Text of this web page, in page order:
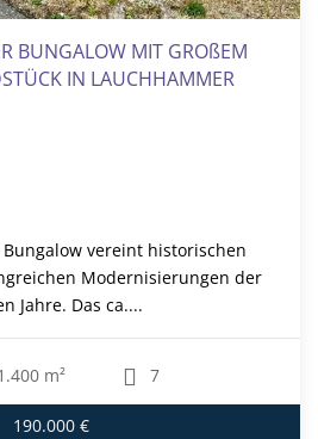
BUNGALOW MIT GROßEM
IN LAUCHHAMMER
vereint historischen
Modernisierungen der
Jahre. Das ca....
m² 7
190.000 €